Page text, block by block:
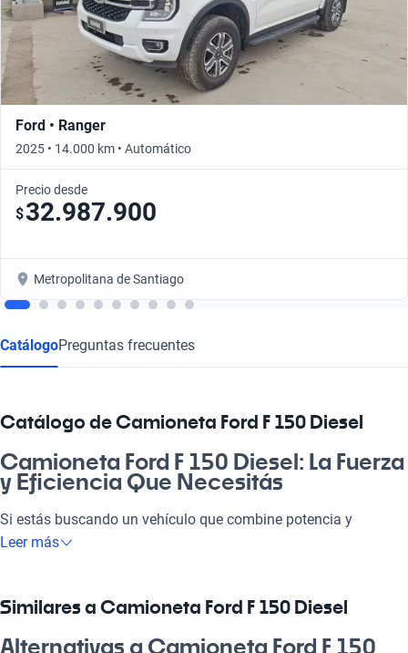
Ford • Ranger
2025 • 14.000 km • Automático
Precio desde
$32.987.900
Metropolitana de Santiago
CatálogoPreguntas frecuentes
Catálogo de Camioneta Ford F 150 Diesel
Camioneta Ford F 150 Diesel: La Fuerza
y Eficiencia Que Necesitás
Si estás buscando un vehículo que combine potencia y
economía, la Camioneta Ford F 150 Diesel es para ti. Ideal para
motor eficiente y su consumo optimizado te permiten disfrutar
cada viaje al máximo. No te vai a arrepentir de elegir esta
tremenda máquina que está a la vanguardia en tecnología y
Leer más
Similares a Camioneta Ford F 150 Diesel
Alternativas a Camioneta Ford F 150